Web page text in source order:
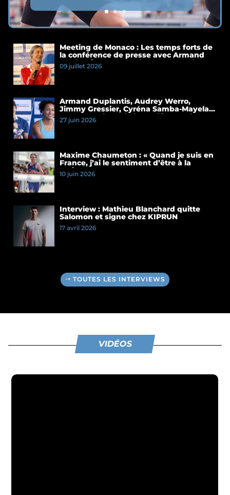
Meeting de Monaco : Les temps forts de
la conférence de presse avec Armand
Duplantis et Cassandre Beaugrand
09 juillet 2026
Armand Duplantis, Audrey Werro,
Jimmy Gressier, Cyréna Samba-Mayela…
Les temps forts de la conférence de
presse du Meeting de Paris 2026
27 juin 2026
Maxime Chaumeton : « Quand je suis en
France, j’ai le sentiment d’être à la
maison »
10 juin 2026
Interview : Mathieu Blanchard quitte
Salomon et signe chez KIPRUN
17 avril 2026
TOUTES LES INTERVIEWS
VIDÉOS